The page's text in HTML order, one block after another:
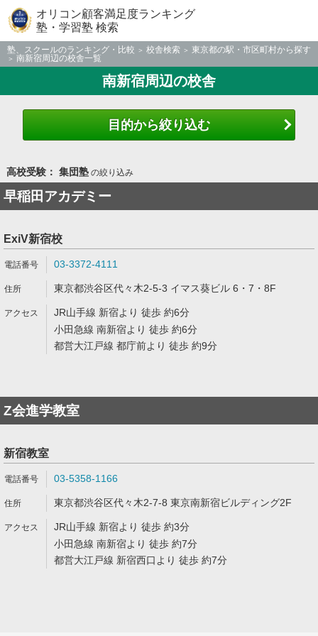
オリコン顧客満足度ランキング
塾・学習塾 検索
塾、スクールのランキング・比較 校舎検索
東京都の駅・市区町村から探す
南新宿周辺の校舎一覧
南新宿周辺の校舎
目的から絞り込む
高校受験： 集団塾の絞り込み
早稲田アカデミー
ExiV新宿校
03-3372-4111
東京都渋谷区代々木2-5-3 イマス葵ビル 6・7・8F
JR山手線 新宿より 徒歩 約6分
小田急線 南新宿より 徒歩 約6分
都営大江戸線 都庁前より 徒歩 約9分
Z会進学教室
新宿教室
03-5358-1166
東京都渋谷区代々木2-7-8 東京南新宿ビルディング2F
JR山手線 新宿より 徒歩 約3分
小田急線 南新宿より 徒歩 約7分
都営大江戸線 新宿西口より 徒歩 約7分